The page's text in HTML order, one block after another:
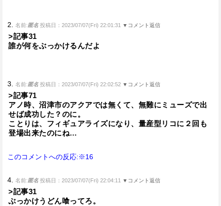
2. 名前:匿名 投稿日：2023/07/07(Fri) 22:01:31 ▼コメント返信
>記事31
誰が何をぶっかけるんだよ
3. 名前:匿名 投稿日：2023/07/07(Fri) 22:02:52 ▼コメント返信
>記事71
アノ時、沼津市のアクアでは無くて、無難にミューズで出
せば成功した？のに。
ことりは、フィギュアライズになり、量産型リコに２回も
登場出来たのにね…
このコメントへの反応:※16
4. 名前:匿名 投稿日：2023/07/07(Fri) 22:04:11 ▼コメント返信
>記事31
ぶっかけうどん喰ってろ。